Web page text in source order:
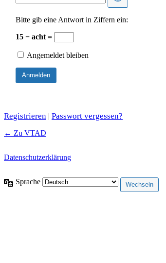
Bitte gib eine Antwort in Ziffern ein:
15 − acht =
Angemeldet bleiben
Registrieren | Passwort vergessen?
← Zu VTAD
Datenschutzerklärung
Sprache